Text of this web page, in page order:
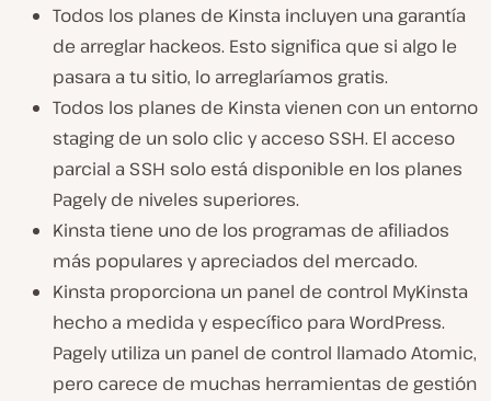
Todos los planes de Kinsta incluyen una garantía
de arreglar hackeos. Esto significa que si algo le
pasara a tu sitio, lo arreglaríamos gratis.
Todos los planes de Kinsta vienen con un entorno
staging de un solo clic y acceso SSH. El acceso
parcial a SSH solo está disponible en los planes
Pagely de niveles superiores.
Kinsta tiene uno de los programas de afiliados
más populares y apreciados del mercado.
Kinsta proporciona un panel de control MyKinsta
hecho a medida y específico para WordPress.
Pagely utiliza un panel de control llamado Atomic,
pero carece de muchas herramientas de gestión